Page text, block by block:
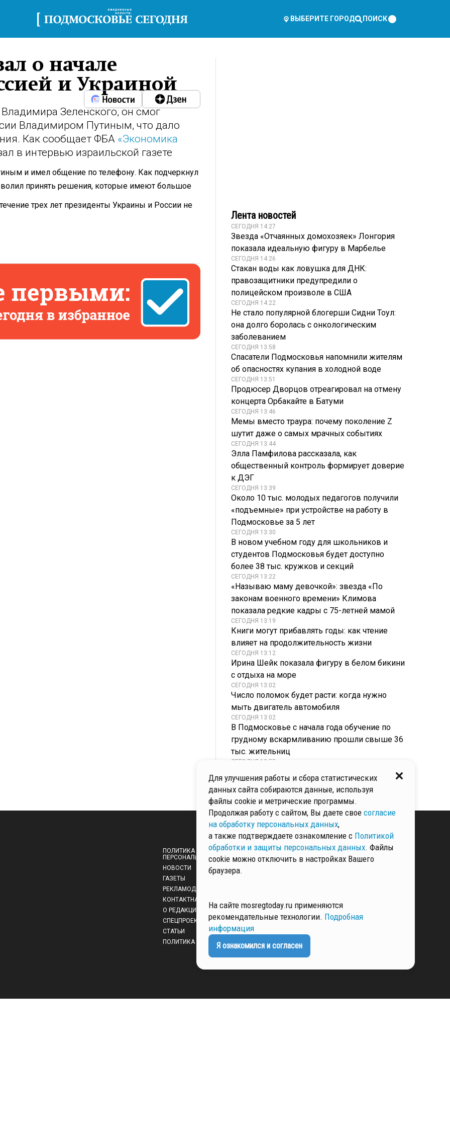
ВЫБЕРИТЕ ГОРОД ПОИСК
о начале
и Украиной
Зеленского, он смог
Владимиром Путиным, что дало
Как сообщает ФБА «Экономика
в интервью израильской газете
и имел общение по телефону. Как подчеркнул
принять решения, которые имеют большое
трех лет президенты Украины и России не
Лента новостей
СЕГОДНЯ 14:27
Звезда «Отчаянных домохозяек» Лонгория
показала идеальную фигуру в Марбелье
СЕГОДНЯ 14:26
Стакан воды как ловушка для ДНК:
правозащитники предупредили о
полицейском произволе в США
СЕГОДНЯ 14:22
Не стало популярной блогерши Сидни Тоул:
она долго боролась с онкологическим
заболеванием
СЕГОДНЯ 13:58
Спасатели Подмосковья напомнили жителям
об опасностях купания в холодной воде
СЕГОДНЯ 13:51
Продюсер Дворцов отреагировал на отмену
концерта Орбакайте в Батуми
СЕГОДНЯ 13:46
Мемы вместо траура: почему поколение Z
шутит даже о самых мрачных событиях
СЕГОДНЯ 13:44
Элла Памфилова рассказала, как
общественный контроль формирует доверие
к ДЭГ
СЕГОДНЯ 13:39
Около 10 тыс. молодых педагогов получили
«подъемные» при устройстве на работу в
Подмосковье за 5 лет
СЕГОДНЯ 13:30
В новом учебном году для школьников и
студентов Подмосковья будет доступно
более 38 тыс. кружков и секций
СЕГОДНЯ 13:22
«Называю маму девочкой»: звезда «По
законам военного времени» Климова
показала редкие кадры с 75-летней мамой
СЕГОДНЯ 13:19
Книги могут прибавлять годы: как чтение
влияет на продолжительность жизни
СЕГОДНЯ 13:12
Ирина Шейк показала фигуру в белом бикини
с отдыха на море
СЕГОДНЯ 13:02
Число поломок будет расти: когда нужно
мыть двигатель автомобиля
СЕГОДНЯ 13:02
В Подмосковье с начала года обучение по
грудному вскармливанию прошли свыше 36
тыс. жительниц
СЕГОДНЯ 12:55
здоровье в парках 25 округов
ПОЛИТИКА ОБРАБОТКИ И ЗАЩИТЫ
ПЕРСОНАЛЬНЫХ ДАННЫХ
НОВОСТИ
ГАЗЕТЫ
РЕКЛАМОДАТЕЛЯМ
КОНТАКТНАЯ ИНФОРМАЦИЯ
О РЕДАКЦИИ
СПЕЦПРОЕКТЫ
СТАТЬИ
ПОЛИТИКА КОНФИДЕНЦИАЛЬНОСТИ
Для улучшения работы и сбора статистических
данных сайта собираются данные, используя
файлы cookie и метрические программы.
Продолжая работу с сайтом, Вы даете свое согласие
на обработку персональных данных,
а также подтверждаете ознакомление с Политикой
обработки и защиты персональных данных. Файлы
cookie можно отключить в настройках Вашего
браузера.
На сайте mosregtoday.ru применяются
рекомендательные технологии. Подробная
информация
Я ознакомился и согласен